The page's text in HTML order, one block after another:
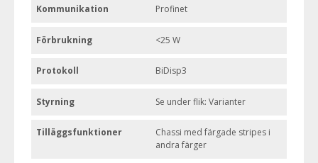
Kommunikation Profinet
Förbrukning <25 W
Protokoll BiDisp3
Styrning Se under flik: Varianter
Tilläggsfunktioner
Chassi med färgade stripes i
andra färger